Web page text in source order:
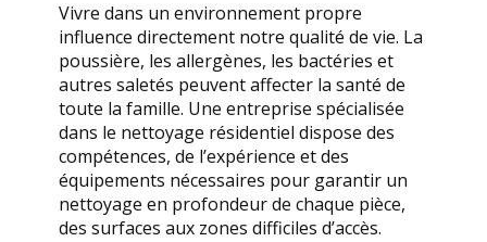
Vivre dans un environnement propre
influence directement notre qualité de vie. La
poussière, les allergènes, les bactéries et
autres saletés peuvent affecter la santé de
toute la famille. Une entreprise spécialisée
dans le nettoyage résidentiel dispose des
compétences, de l’expérience et des
équipements nécessaires pour garantir un
nettoyage en profondeur de chaque pièce,
des surfaces aux zones difficiles d’accès.